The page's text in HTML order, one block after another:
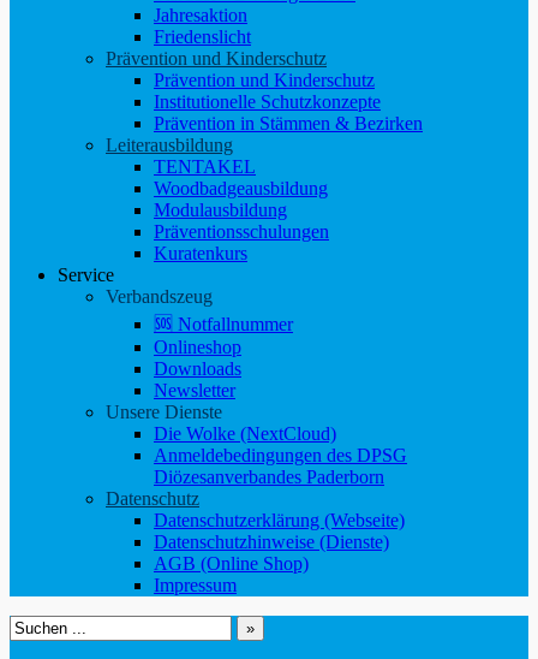
Jahresaktion
Friedenslicht
Prävention und Kinderschutz
Prävention und Kinderschutz
Institutionelle Schutzkonzepte
Prävention in Stämmen & Bezirken
Leiterausbildung
TENTAKEL
Woodbadgeausbildung
Modulausbildung
Präventionsschulungen
Kuratenkurs
Service
Verbandszeug
🆘 Notfallnummer
Onlineshop
Downloads
Newsletter
Unsere Dienste
Die Wolke (NextCloud)
Anmeldebedingungen des DPSG
Diözesanverbandes Paderborn
Datenschutz
Datenschutzerklärung (Webseite)
Datenschutzhinweise (Dienste)
AGB (Online Shop)
Impressum
Suchen
nach: